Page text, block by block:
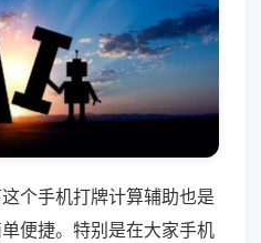
个手机打牌计算辅助也是
便捷。特别是在大家手机